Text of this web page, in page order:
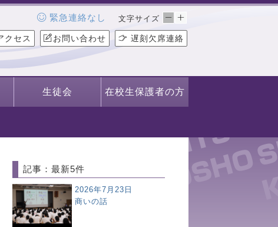
文字サイズ
クセス お問い合わせ 遅刻欠席連絡
緊急連絡なし
生徒会 在校生保護者の方
記事：最新5件
2026年7月23日
商いの話